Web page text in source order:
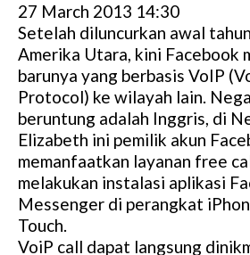
27 March 2013 14:30
Setelah diluncurkan awal
Amerika Utara, kini Facebook
barunya yang berbasis VoIP
Protocol) ke wilayah lain.
beruntung adalah Inggris, di
Elizabeth ini pemilik akun
memanfaatkan layanan free
melakukan instalasi aplikasi
Messenger di perangkat
Touch.
VoiP call dapat langsung